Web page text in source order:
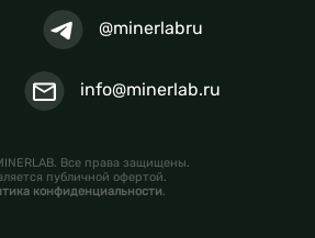
@minerlabru
info@minerlab.ru
Все права защищены.
публичной офертой.
конфиденциальности.